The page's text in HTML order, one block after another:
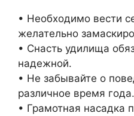
• Необходимо вести
желательно
• Снасть удилища
надежной.
• Не забывайте о
различное время года.
• Грамотная насадка